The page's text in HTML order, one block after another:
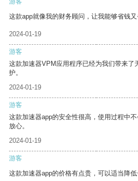
这款app就像我的财务顾问，让我能够省钱又
2024-01-19
游客
这款加速器VPM应用程序已经为我们带来了
护。
2024-01-19
游客
这款加速器app的安全性很高，使用过程中
放心。
2024-01-19
游客
这款加速器app的价格有点贵，可以适当降低